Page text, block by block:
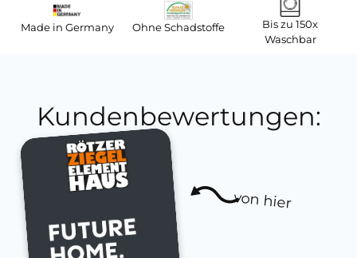
Made in Germany Ohne Schadstoffe
Bis zu 150x
Waschbar
Kundenbewertungen:
von hier